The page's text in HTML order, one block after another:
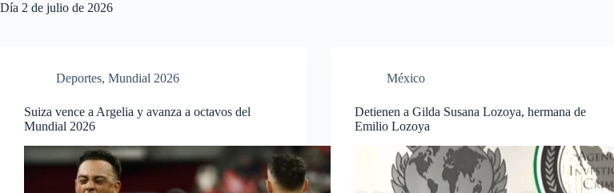
Día 2 de julio de 2026
Deportes, Mundial 2026
Suiza vence a Argelia y avanza a octavos del
Mundial 2026
México
Detienen a Gilda Susana Lozoya, hermana de
Emilio Lozoya